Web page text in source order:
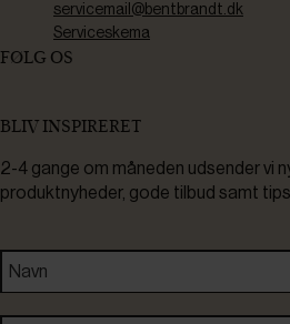
servicemail@bentbrandt.dk
Serviceskema
FØLG OS
BLIV INSPIRERET
2-4 gange om måneden udsender vi
produktnyheder, gode tilbud samt